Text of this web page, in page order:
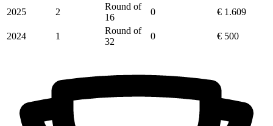
2025 2
Round of
16
0 € 1.609
2024 1
Round of
32
0 € 500